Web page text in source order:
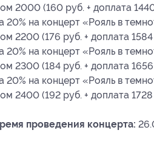
2000 (160 руб. + доплата
20% на концерт «Рояль в
2200 (176 руб. + доплата
20% на концерт «Рояль в
2300 (184 руб. + доплата
20% на концерт «Рояль в
2400 (192 руб. + доплата
проведения концерта: